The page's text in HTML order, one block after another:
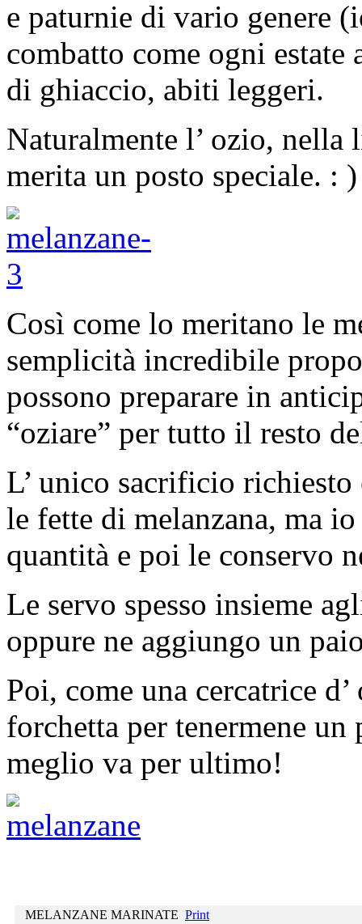
e paturnie di vario genere
combatto come ogni
di ghiaccio, abiti leggeri.
Naturalmente l’ ozio,
merita un posto speciale. : )
Così come lo meritano le
semplicità incredibile
possono preparare in
“oziare” per tutto il resto
L’ unico sacrificio
le fette di melanzana, ma
quantità e poi le conservo
Le servo spesso insieme
oppure ne aggiungo un
Poi, come una cercatrice
forchetta per tenermene
meglio va per ultimo!
MELANZANE MARINATE Print